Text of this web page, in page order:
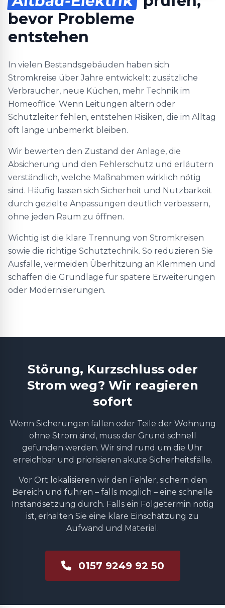
bevor Probleme
entstehen
In vielen Bestandsgebäuden haben sich
Stromkreise über Jahre entwickelt: zusätzliche
Verbraucher, neue Küchen, mehr Technik im
Homeoffice. Wenn Leitungen altern oder
Schutzleiter fehlen, entstehen Risiken, die im Alltag
oft lange unbemerkt bleiben.
Wir bewerten den Zustand der Anlage, die
Absicherung und den Fehlerschutz und erläutern
verständlich, welche Maßnahmen wirklich nötig
sind. Häufig lassen sich Sicherheit und Nutzbarkeit
durch gezielte Anpassungen deutlich verbessern,
ohne jeden Raum zu öffnen.
Wichtig ist die klare Trennung von Stromkreisen
sowie die richtige Schutztechnik. So reduzieren Sie
Ausfälle, vermeiden Überhitzung an Klemmen und
schaffen die Grundlage für spätere Erweiterungen
oder Modernisierungen.
Störung, Kurzschluss oder
Strom weg? Wir reagieren
sofort
Wenn Sicherungen fallen oder Teile der Wohnung
ohne Strom sind, muss der Grund schnell
gefunden werden. Wir sind rund um die Uhr
erreichbar und priorisieren akute Sicherheitsfälle.
Vor Ort lokalisieren wir den Fehler, sichern den
Bereich und führen – falls möglich – eine schnelle
Instandsetzung durch. Falls ein Folgetermin nötig
ist, erhalten Sie eine klare Einschätzung zu
Aufwand und Material.
0157 9249 92 50